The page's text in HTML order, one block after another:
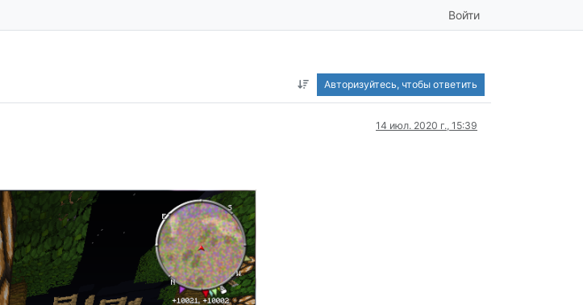
Войти
Авторизуйтесь, чтобы ответить
14 июл. 2020 г., 15:39